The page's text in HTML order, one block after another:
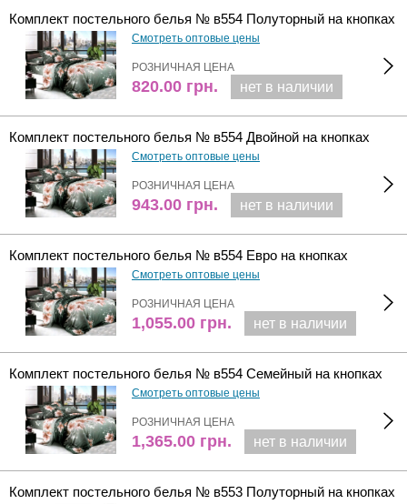
Комплект постельного белья № в554 Полуторный на кнопках
Смотреть оптовые цены
РОЗНИЧНАЯ ЦЕНА
820.00 грн. нет в наличии
Комплект постельного белья № в554 Двойной на кнопках
Смотреть оптовые цены
РОЗНИЧНАЯ ЦЕНА
943.00 грн. нет в наличии
Комплект постельного белья № в554 Евро на кнопках
Смотреть оптовые цены
РОЗНИЧНАЯ ЦЕНА
1,055.00 грн. нет в наличии
Комплект постельного белья № в554 Семейный на кнопках
Смотреть оптовые цены
РОЗНИЧНАЯ ЦЕНА
1,365.00 грн. нет в наличии
Комплект постельного белья № в553 Полуторный на кнопках